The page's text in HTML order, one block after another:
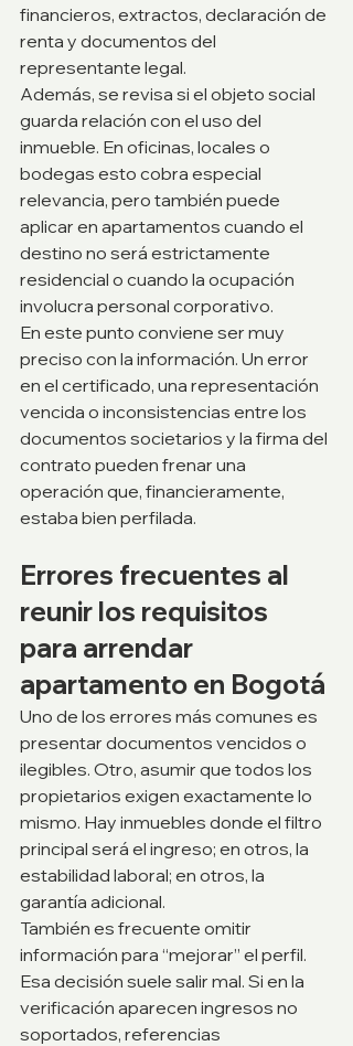
financieros, extractos, declaración de
renta y documentos del
representante legal.
Además, se revisa si el objeto social
guarda relación con el uso del
inmueble. En oficinas, locales o
bodegas esto cobra especial
relevancia, pero también puede
aplicar en apartamentos cuando el
destino no será estrictamente
residencial o cuando la ocupación
involucra personal corporativo.
En este punto conviene ser muy
preciso con la información. Un error
en el certificado, una representación
vencida o inconsistencias entre los
documentos societarios y la firma del
contrato pueden frenar una
operación que, financieramente,
estaba bien perfilada.
Errores frecuentes al
reunir los requisitos
para arrendar
apartamento en Bogotá
Uno de los errores más comunes es
presentar documentos vencidos o
ilegibles. Otro, asumir que todos los
propietarios exigen exactamente lo
mismo. Hay inmuebles donde el filtro
principal será el ingreso; en otros, la
estabilidad laboral; en otros, la
garantía adicional.
También es frecuente omitir
información para “mejorar” el perfil.
Esa decisión suele salir mal. Si en la
verificación aparecen ingresos no
soportados, referencias